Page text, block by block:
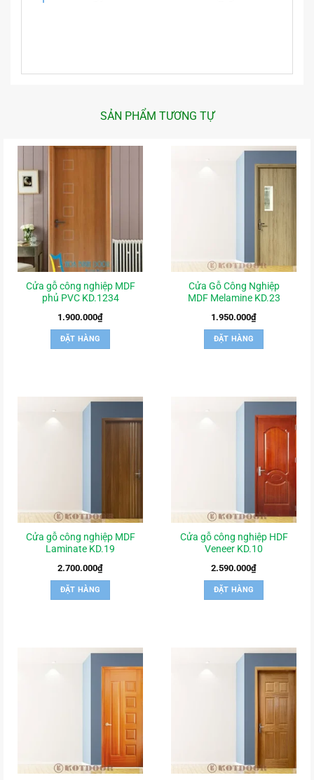
SẢN PHẨM TƯƠNG TỰ
Cửa gỗ công nghiệp MDF
phủ PVC KD.1234
1.900.000₫
ĐẶT HÀNG
Cửa Gỗ Công Nghiệp
MDF Melamine KD.23
1.950.000₫
ĐẶT HÀNG
Cửa gỗ công nghiệp MDF
Laminate KD.19
2.700.000₫
ĐẶT HÀNG
Cửa gỗ công nghiệp HDF
Veneer KD.10
2.590.000₫
ĐẶT HÀNG